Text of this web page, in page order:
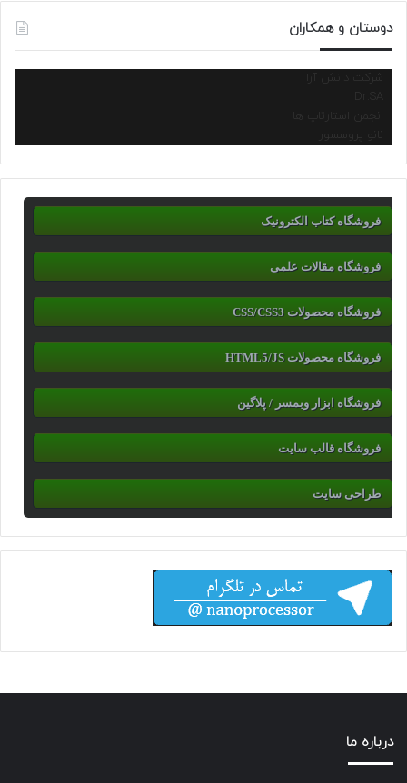
دوستان و همکاران
شرکت دانش آرا
انجمن استارتاپ ها
نانو پروسسور
فروشگاه کتاب الکترونیک
فروشگاه مقالات علمی
فروشگاه محصولات CSS/CSS3
فروشگاه محصولات HTML5/JS
فروشگاه ابزار وبمسر / پلاگین
فروشگاه قالب سایت
طراحی سایت
درباره ما